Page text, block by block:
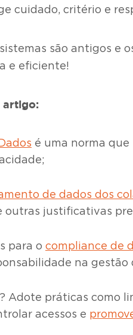
cuidado, critério e
são antigos e
e eficiente!
artigo:
é uma norma
de dados dos
outras justificativas
para o compliance de
na gestão
Adote práticas como
acessos e